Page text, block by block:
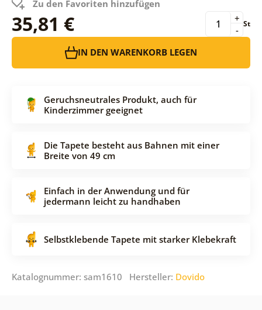
Zu den Favoriten hinzufügen
35,81 € -
+ St
IN DEN WARENKORB LEGEN
Geruchsneutrales Produkt, auch für
Kinderzimmer geeignet
Die Tapete besteht aus Bahnen mit einer
Breite von 49 cm
Einfach in der Anwendung und für
jedermann leicht zu handhaben
Selbstklebende Tapete mit starker Klebekraft
Katalognummer: sam1610 Hersteller: Dovido